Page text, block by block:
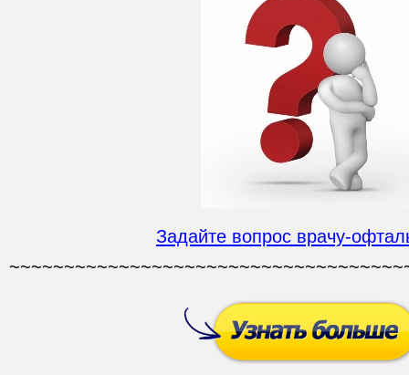
Задайте вопрос врачу-